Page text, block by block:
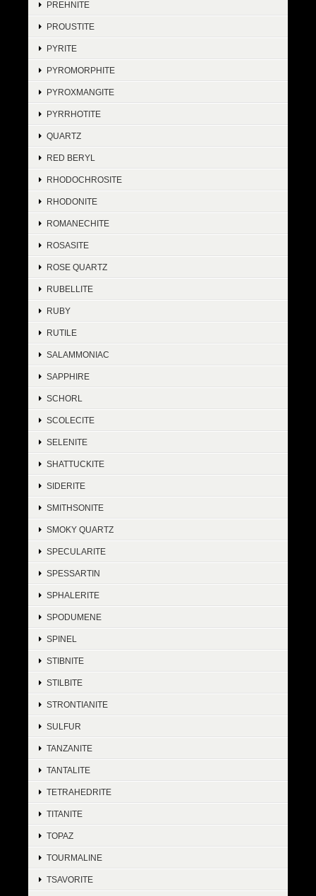
PREHNITE
PROUSTITE
PYRITE
PYROMORPHITE
PYROXMANGITE
PYRRHOTITE
QUARTZ
RED BERYL
RHODOCHROSITE
RHODONITE
ROMANECHITE
ROSASITE
ROSE QUARTZ
RUBELLITE
RUBY
RUTILE
SALAMMONIAC
SAPPHIRE
SCHORL
SCOLECITE
SELENITE
SHATTUCKITE
SIDERITE
SMITHSONITE
SMOKY QUARTZ
SPECULARITE
SPESSARTIN
SPHALERITE
SPODUMENE
SPINEL
STIBNITE
STILBITE
STRONTIANITE
SULFUR
TANZANITE
TANTALITE
TETRAHEDRITE
TITANITE
TOPAZ
TOURMALINE
TSAVORITE